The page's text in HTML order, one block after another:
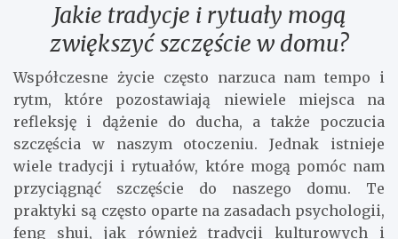
Jakie tradycje i rytuały mogą
zwiększyć szczęście w domu?
Współczesne życie często narzuca nam tempo i
rytm, które pozostawiają niewiele miejsca na
refleksję i dążenie do ducha, a także poczucia
szczęścia w naszym otoczeniu. Jednak istnieje
wiele tradycji i rytuałów, które mogą pomóc nam
przyciągnąć szczęście do naszego domu. Te
praktyki są często oparte na zasadach psychologii,
feng shui, jak również tradycji kulturowych i